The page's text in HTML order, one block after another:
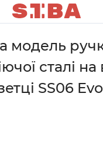
модель
сталі на
SS06